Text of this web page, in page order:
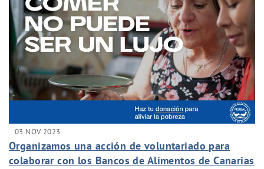
03 NOV 2023
Organizamos una acción de voluntariado para
colaborar con los Bancos de Alimentos de Canarias